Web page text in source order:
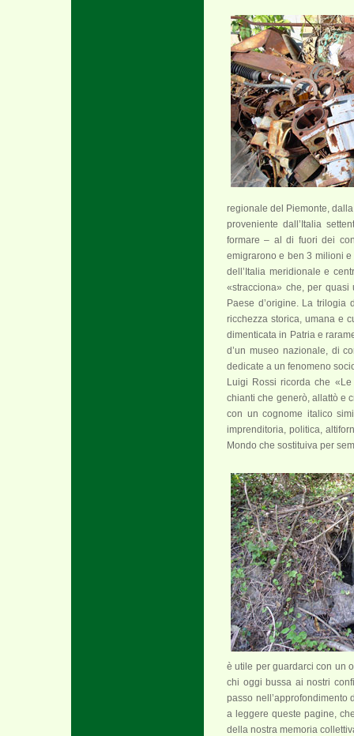
regionale del Piemonte,
proveniente dall’Italia
formare – al di fuori dei
emigrarono e ben 3 milioni
dell’Italia meridionale e
«stracciona» che, per
Paese d’origine. La trilogia
ricchezza storica, umana e
dimenticata in Patria e
d’un museo nazionale, di
dedicate a un fenomeno
Luigi Rossi ricorda che
chianti che generò, allattò e
con un cognome italico
imprenditoria, politica,
Mondo che sostituiva per
è utile per guardarci con un
chi oggi bussa ai nostri
passo nell’approfondimento
a leggere queste pagine,
della nostra memoria